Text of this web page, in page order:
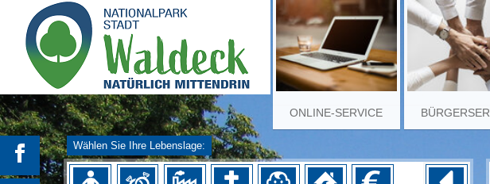
ONLINE-SERVICE
Wählen Sie Ihre Lebenslage: